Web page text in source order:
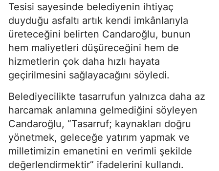
Tesisi sayesinde belediyenin ihtiyaç
duyduğu asfaltı artık kendi imkânlarıyla
üreteceğini belirten Candaroğlu, bunun
hem maliyetleri düşüreceğini hem de
hizmetlerin çok daha hızlı hayata
geçirilmesini sağlayacağını söyledi.
Belediyecilikte tasarrufun yalnızca daha az
harcamak anlamına gelmediğini söyleyen
Candaroğlu, “Tasarruf; kaynakları doğru
yönetmek, geleceğe yatırım yapmak ve
milletimizin emanetini en verimli şekilde
değerlendirmektir” ifadelerini kullandı.